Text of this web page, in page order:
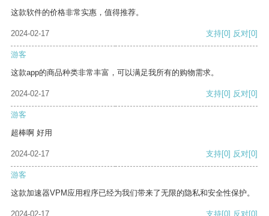
这款软件的价格非常实惠，值得推荐。
2024-02-17 支持[0] 反对[0]
游客
这款app的商品种类非常丰富，可以满足我所有的购物需求。
2024-02-17 支持[0] 反对[0]
游客
超棒啊 好用
2024-02-17 支持[0] 反对[0]
游客
这款加速器VPM应用程序已经为我们带来了无限的隐私和安全性保护。
2024-02-17 支持[0] 反对[0]